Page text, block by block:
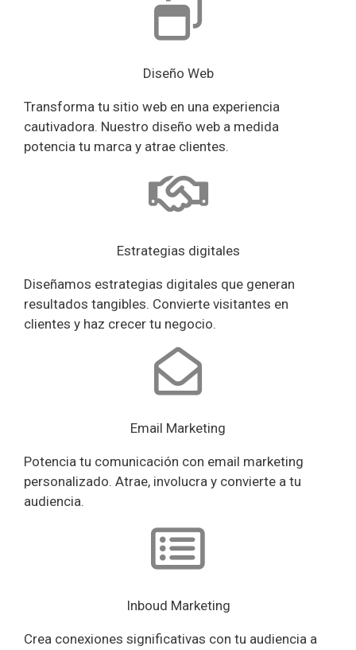
Diseño Web
Transforma tu sitio web en una experiencia
cautivadora. Nuestro diseño web a medida
potencia tu marca y atrae clientes.
Estrategias digitales
Diseñamos estrategias digitales que generan
resultados tangibles. Convierte visitantes en
clientes y haz crecer tu negocio.
Email Marketing
Potencia tu comunicación con email marketing
personalizado. Atrae, involucra y convierte a tu
audiencia.
Inboud Marketing
Crea conexiones significativas con tu audiencia a